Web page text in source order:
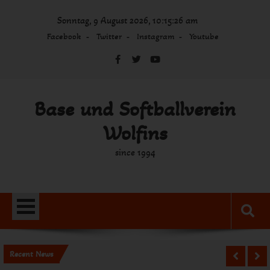
Sonntag, 9 August 2026, 10:15:26 am
Facebook Twitter Instagram Youtube
Base und Softballverein
Wolfins
since 1994
Recent News